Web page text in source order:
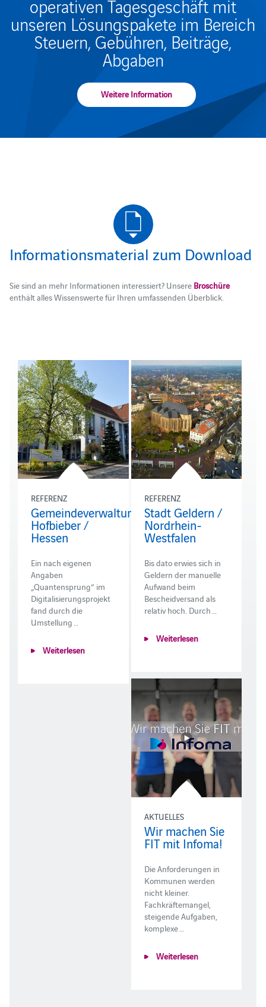
operativen Tagesgeschäft mit
unseren Lösungspakete im Bereich
Steuern, Gebühren, Beiträge,
Abgaben
Weitere Information
Informationsmaterial zum Download
Sie sind an mehr Informationen interessiert? Unsere Broschüre
enthält alles Wissenswerte für Ihren umfassenden Überblick.
REFERENZ
Gemeindeverwaltung
Hofbieber /
Hessen
Ein nach eigenen
Angaben
„Quantensprung“ im
Digitalisierungsprojekt
fand durch die
Umstellung …
Weiterlesen
REFERENZ
Stadt Geldern /
Nordrhein-
Westfalen
Bis dato erwies sich in
Geldern der manuelle
Aufwand beim
Bescheidversand als
relativ hoch. Durch …
Weiterlesen
AKTUELLES
Wir machen Sie
FIT mit Infoma!
Die Anforderungen in
Kommunen werden
nicht kleiner.
Fachkräftemangel,
steigende Aufgaben,
komplexe …
Weiterlesen